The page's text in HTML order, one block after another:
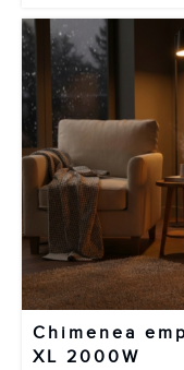
Chimenea
XL 2000W